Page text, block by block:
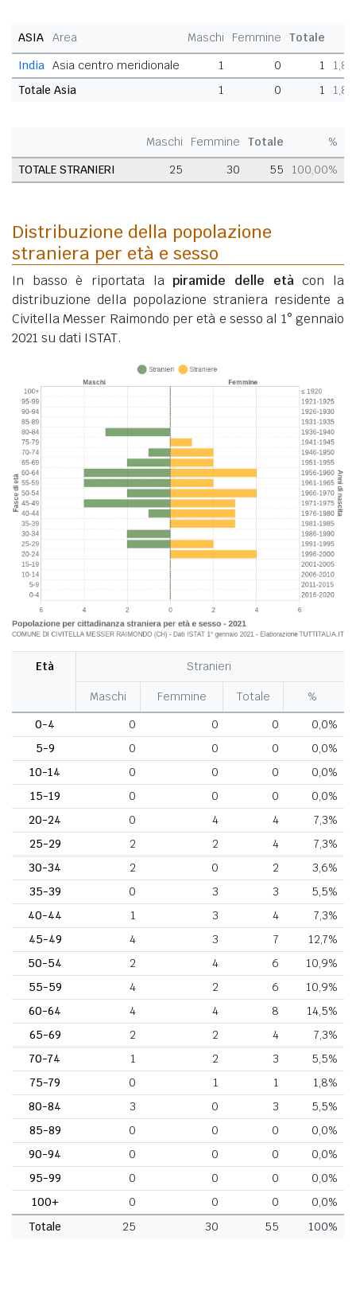
ASIA Area Maschi Femmine Totale
India Asia centro meridionale 1 0 1
Totale Asia
1 0 1
Maschi Femmine Totale
%
TOTALE STRANIERI
25 30 55 100,00%
Distribuzione della popolazione
straniera per età e sesso
In basso è riportata lapiramide delle etàcon la
distribuzione della popolazione straniera residente a
Civitella Messer Raimondo per età e sesso al 1° gennaio
2021 su dati ISTAT.
Età Stranieri
Maschi Femmine Totale
%
0-4
0 0 0
0,0%
5-9
0 0 0
0,0%
10-14
0 0 0
0,0%
15-19
0 0 0
0,0%
20-24
0 4 4
7,3%
25-29
2 2 4
7,3%
30-34
2 0 2
3,6%
35-39
0 3 3
5,5%
40-44
1 3 4
7,3%
45-49
4 3 7
12,7%
50-54
2 4 6
10,9%
55-59
4 2 6
10,9%
60-64
4 4 8
14,5%
65-69
2 2 4
7,3%
70-74
1 2 3
5,5%
75-79
0 1 1
1,8%
80-84
3 0 3
5,5%
85-89
0 0 0
0,0%
90-94
0 0 0
0,0%
95-99
0 0 0
0,0%
100+
0 0 0
0,0%
Totale
25 30 55 100%